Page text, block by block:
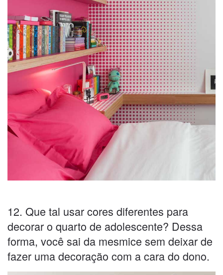
12. Que tal usar cores diferentes para
decorar o quarto de adolescente? Dessa
forma, você sai da mesmice sem deixar de
fazer uma decoração com a cara do dono.